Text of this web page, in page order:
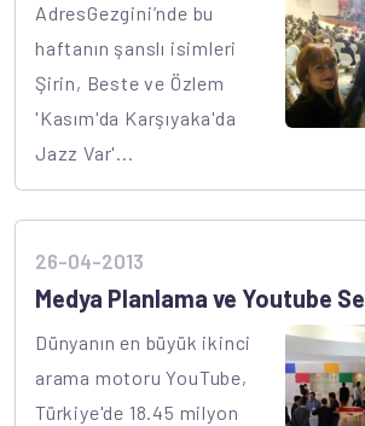
AdresGezgini’nde bu
haftanın şanslı isimleri
Şirin, Beste ve Özlem
'Kasım'da Karşıyaka'da
Jazz Var'...
26-04-2013
Medya Planlama ve Youtube
Dünyanın en büyük ikinci
arama motoru YouTube,
Türkiye'de 18.45 milyon